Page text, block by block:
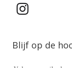
Blijf op de